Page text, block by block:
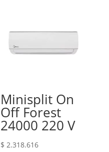
Minisplit On
Off Forest
24000 220 V
$ 2.318.616